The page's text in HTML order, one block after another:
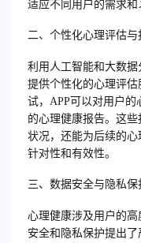
适应不同用户的需求和
二、个性化心理评估与
利用人工智能和大数据
提供个性化的心理评
试，APP可以对用户
的心理健康报告。这
状况，还能为后续的
针对性和有效性。
三、数据安全与隐私保
心理健康涉及用户的
安全和隐私保护提出